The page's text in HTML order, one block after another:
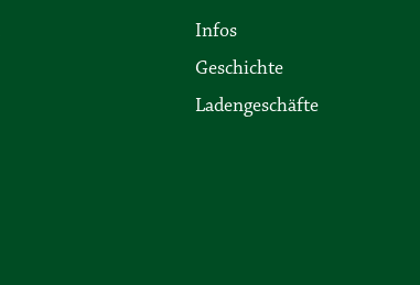
Infos
Geschichte
Ladengeschäfte